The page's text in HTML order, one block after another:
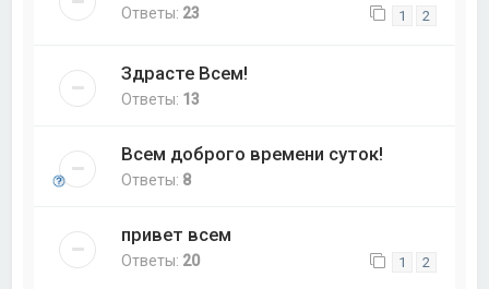
Ответы: 23 1 2
Здрасте Всем!
Ответы: 13
Всем доброго времени суток!
Ответы: 8
привет всем
Ответы: 20 1 2